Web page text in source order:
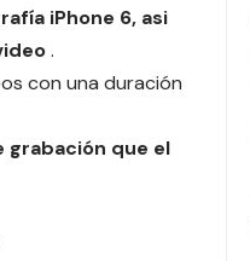
iPhone 6, asi
.
con una duración
grabación que el